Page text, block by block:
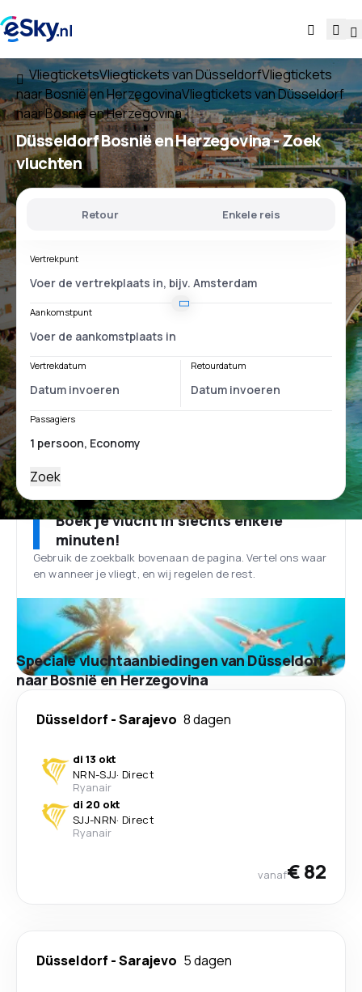
VliegticketsVliegtickets van DüsseldorfVliegtickets
naar Bosnië en HerzegovinaVliegtickets van Düsseldorf
naar Bosnië en Herzegovina
Düsseldorf Bosnië en Herzegovina- Zoek
vluchten
Retour Enkele reis
Vertrekpunt
Aankomstpunt
Vertrekdatum Retourdatum
Passagiers
Zoek
Boek je vlucht in slechts enkele
minuten!
Gebruik de zoekbalk bovenaan de pagina. Vertel ons waar
en wanneer je vliegt, en wij regelen de rest.
Speciale vluchtaanbiedingen van Düsseldorf
naar Bosnië en Herzegovina
Düsseldorf -Sarajevo 8 dagen
di 13 okt
NRN-SJJ· Direct
Ryanair
di 20 okt
SJJ-NRN· Direct
Ryanair
vanaf€ 82
Düsseldorf -Sarajevo 5 dagen